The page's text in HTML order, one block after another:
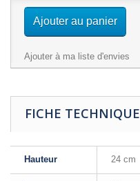
Ajouter au panier
Ajouter à ma liste d'envies
FICHE TECHNIQUE
Hauteur 24 cm